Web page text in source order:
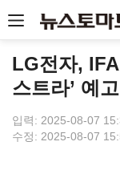
LG전자,
스트라’ 예고
입력: 2025-08-07
수정: 2025-08-07